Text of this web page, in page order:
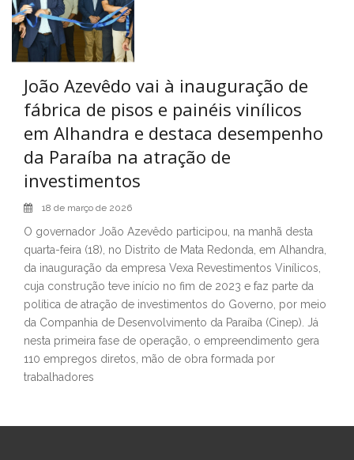
João Azevêdo vai à inauguração de
fábrica de pisos e painéis vinílicos
em Alhandra e destaca desempenho
da Paraíba na atração de
investimentos
18 de março de 2026
O governador João Azevêdo participou, na manhã desta
quarta-feira (18), no Distrito de Mata Redonda, em Alhandra,
da inauguração da empresa Vexa Revestimentos Vinílicos,
cuja construção teve início no fim de 2023 e faz parte da
política de atração de investimentos do Governo, por meio
da Companhia de Desenvolvimento da Paraíba (Cinep). Já
nesta primeira fase de operação, o empreendimento gera
110 empregos diretos, mão de obra formada por
trabalhadores